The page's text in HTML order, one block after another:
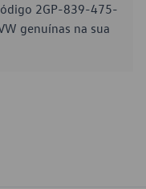
2GP-839-475-
genuínas na sua